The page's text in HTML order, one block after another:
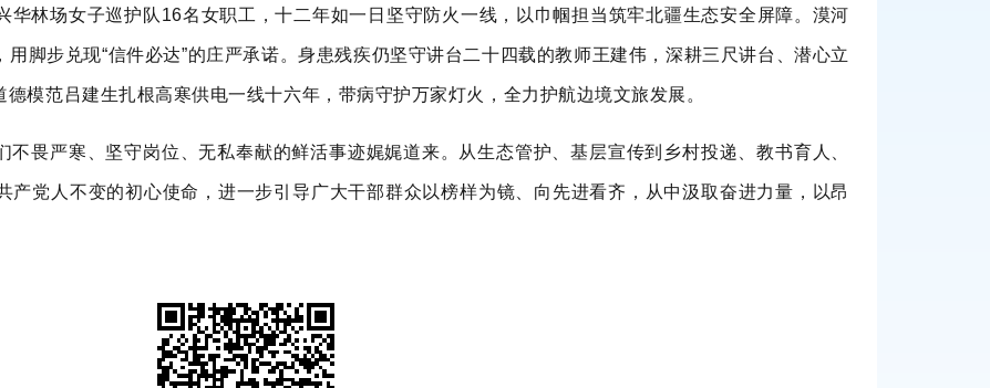
华林场女子巡护队16名女职工，十二年如一日坚守防火一线，以巾帼担当筑牢北疆生态安全屏障。漠河
脚步兑现“信件必达”的庄严承诺。身患残疾仍坚守讲台二十四载的教师王建伟，深耕三尺讲台、潜心立
模范吕建生扎根高寒供电一线十六年，带病守护万家灯火，全力护航边境文旅发展。
畏严寒、坚守岗位、无私奉献的鲜活事迹娓娓道来。从生态管护、基层宣传到乡村投递、教书育人、
产党人不变的初心使命，进一步引导广大干部群众以榜样为镜、向先进看齐，从中汲取奋进力量，以昂